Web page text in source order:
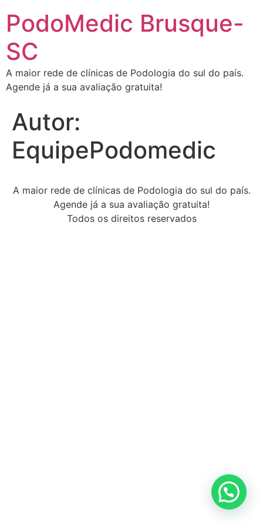
PodoMedic Brusque-
SC
A maior rede de clínicas de Podologia do sul do país.
Agende já a sua avaliação gratuita!
Autor:
EquipePodomedic
A maior rede de clínicas de Podologia do sul do país.
Agende já a sua avaliação gratuita!
Todos os direitos reservados